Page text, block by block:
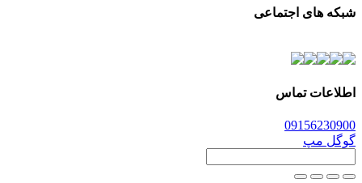
شبکه های اجتماعی
اطلاعات تماس
09156230900
گوگل مپ